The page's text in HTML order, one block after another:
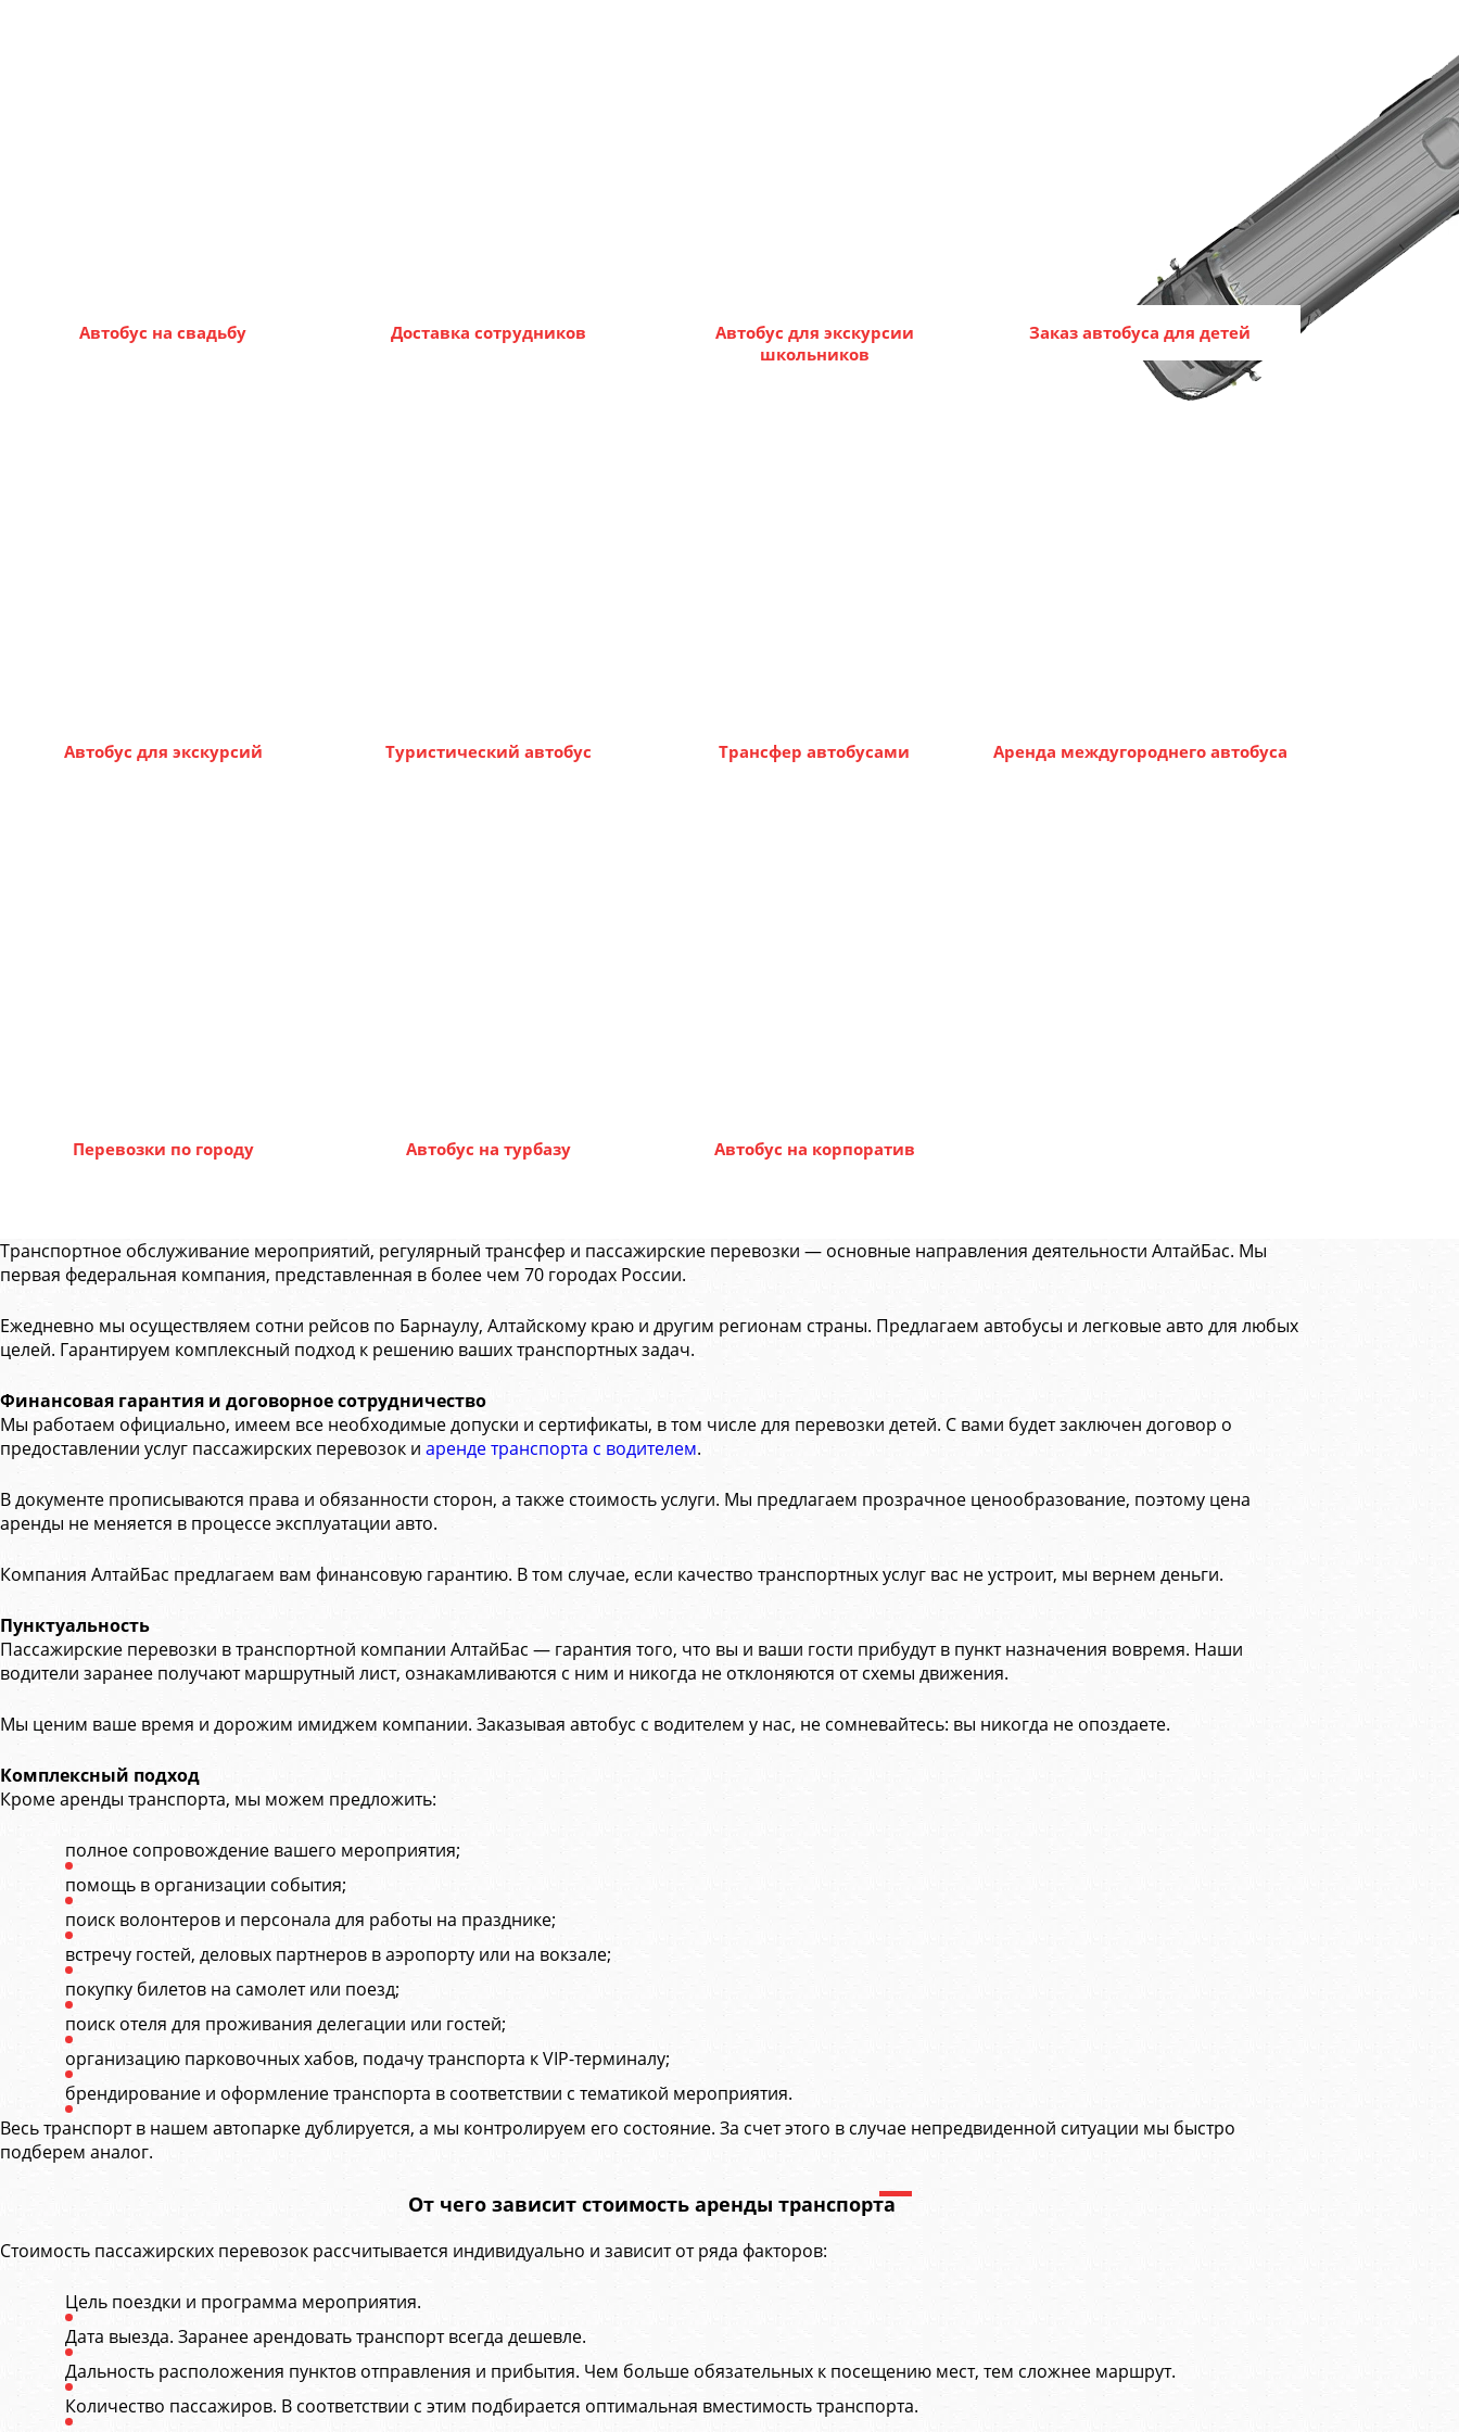
Автобус на свадьбу Доставка сотрудников
Автобус для экскурсии
школьников
Заказ автобуса для детей
Автобус для экскурсий Туристический автобус Трансфер автобусами Аренда междугороднего автобуса
Перевозки по городу Автобус на турбазу Автобус на корпоратив
Транспортное обслуживание мероприятий, регулярный трансфер и пассажирские перевозки — основные направления деятельности АлтайБас. Мы
первая федеральная компания, представленная в более чем 70 городах России.
Ежедневно мы осуществляем сотни рейсов по Барнаулу, Алтайскому краю и другим регионам страны. Предлагаем автобусы и легковые авто для любых
целей. Гарантируем комплексный подход к решению ваших транспортных задач.
Финансовая гарантия и договорное сотрудничество
Мы работаем официально, имеем все необходимые допуски и сертификаты, в том числе для перевозки детей. С вами будет заключен договор о
предоставлении услуг пассажирских перевозок и аренде транспорта с водителем.
В документе прописываются права и обязанности сторон, а также стоимость услуги. Мы предлагаем прозрачное ценообразование, поэтому цена
аренды не меняется в процессе эксплуатации авто.
Компания АлтайБас предлагаем вам финансовую гарантию. В том случае, если качество транспортных услуг вас не устроит, мы вернем деньги.
Пунктуальность
Пассажирские перевозки в транспортной компании АлтайБас — гарантия того, что вы и ваши гости прибудут в пункт назначения вовремя. Наши
водители заранее получают маршрутный лист, ознакамливаются с ним и никогда не отклоняются от схемы движения.
Мы ценим ваше время и дорожим имиджем компании. Заказывая автобус с водителем у нас, не сомневайтесь: вы никогда не опоздаете.
Комплексный подход
Кроме аренды транспорта, мы можем предложить:
полное сопровождение вашего мероприятия;
помощь в организации события;
поиск волонтеров и персонала для работы на празднике;
встречу гостей, деловых партнеров в аэропорту или на вокзале;
покупку билетов на самолет или поезд;
поиск отеля для проживания делегации или гостей;
организацию парковочных хабов, подачу транспорта к VIP-терминалу;
брендирование и оформление транспорта в соответствии с тематикой мероприятия.
Весь транспорт в нашем автопарке дублируется, а мы контролируем его состояние. За счет этого в случае непредвиденной ситуации мы быстро
подберем аналог.
От чего зависит стоимость аренды транспорта
Стоимость пассажирских перевозок рассчитывается индивидуально и зависит от ряда факторов:
Цель поездки и программа мероприятия.
Дата выезда. Заранее арендовать транспорт всегда дешевле.
Дальность расположения пунктов отправления и прибытия. Чем больше обязательных к посещению мест, тем сложнее маршрут.
Количество пассажиров. В соответствии с этим подбирается оптимальная вместимость транспорта.